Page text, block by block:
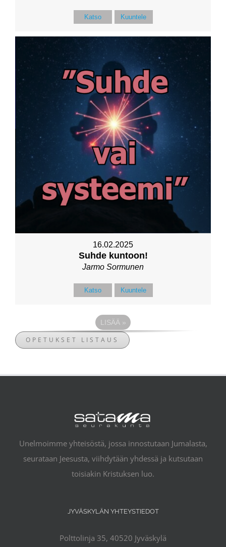
Katso Kuuntele
16.02.2025
Suhde kuntoon!
Jarmo Sormunen
Katso Kuuntele
LISÄÄ »
OPETUKSET LISTAUS
Unelmoimme yhteisöstä, jossa innostutaan Jumalasta,
seurataan Jeesusta, viihdytään yhdessä ja kutsutaan
toisiakin Kristuksen luo.
JYVÄSKYLÄN YHTEYSTIEDOT
Polttolinja 35, 40520 Jyväskylä